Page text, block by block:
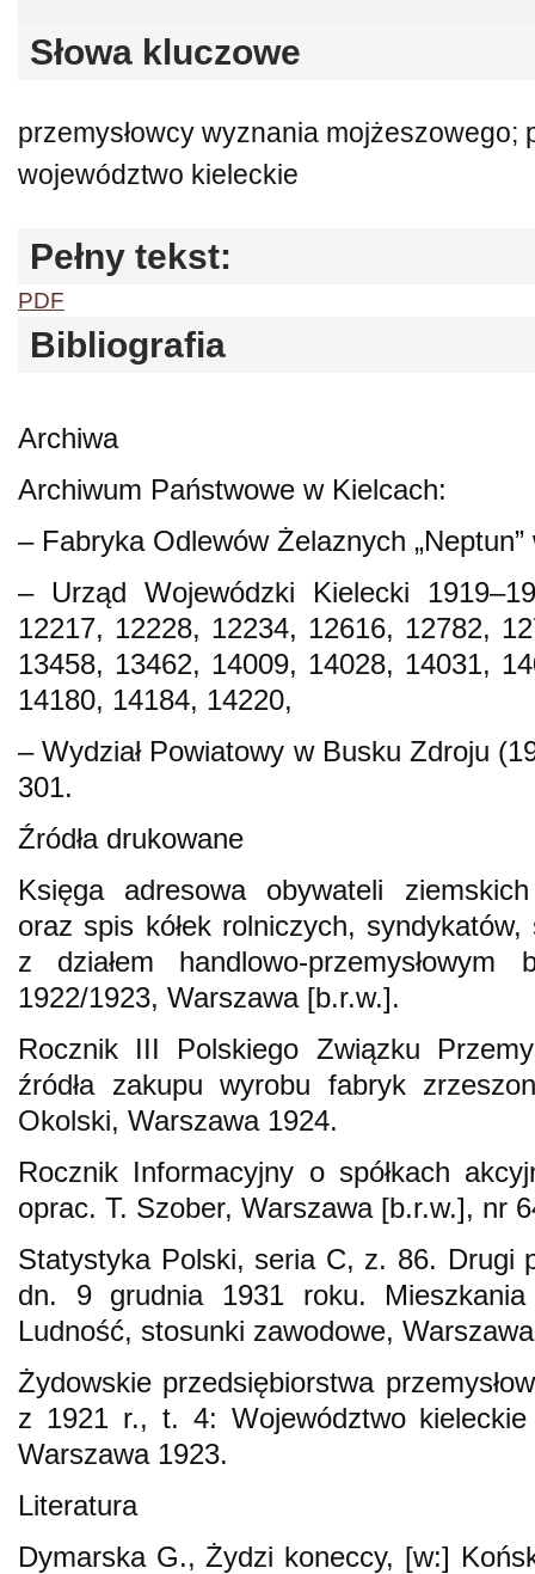
Słowa kluczowe
przemysłowcy wyznania mojżeszowego;
województwo kieleckie
Pełny tekst:
PDF
Bibliografia
Archiwa
Archiwum Państwowe w Kielcach:
– Fabryka Odlewów Żelaznych
– Urząd Wojewódzki Kielecki
12217, 12228, 12234, 12616, 12782,
13458, 13462, 14009, 14028, 14031,
14180, 14184, 14220,
– Wydział Powiatowy w Busku Zdroju
301.
Źródła drukowane
Księga adresowa obywateli
oraz spis kółek rolniczych,
z działem handlowo-
1922/1923, Warszawa [b.r.w.].
Rocznik III Polskiego Związku
źródła zakupu wyrobu fabryk
Okolski, Warszawa 1924.
Rocznik Informacyjny o spółkach
oprac. T. Szober, Warszawa [b.r.w.], nr
Statystyka Polski, seria C, z. 86. Drugi
dn. 9 grudnia 1931 roku.
Ludność, stosunki zawodowe,
Żydowskie przedsiębiorstwa
z 1921 r., t. 4: Województwo
Warszawa 1923.
Literatura
Dymarska G., Żydzi koneccy, [w:]